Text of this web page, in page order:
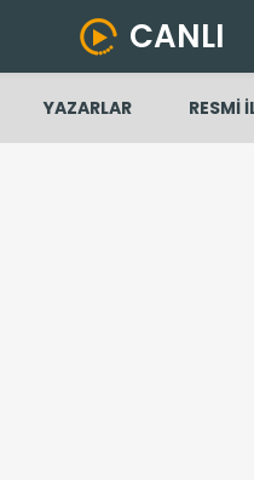
CANLI
YAZARLAR RESMİ